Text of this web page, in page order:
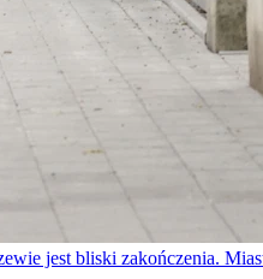
jest bliski zakończenia.